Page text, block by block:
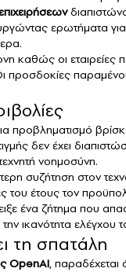
ερωτήματα
καθώς οι
προσδοκίες
προβληματισμό
δεν έχει
νοημοσύνη.
συζήτηση στον
έτους τον
ένα ζήτημα που
ικανότητα ελέγχου
τη σπατάλη
OpenAI, παραδέχεται